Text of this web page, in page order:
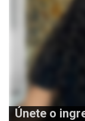
Únete o